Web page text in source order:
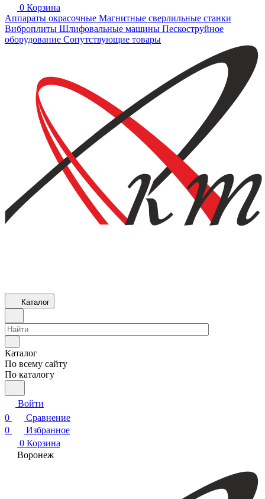
0 Корзина
Аппараты окрасочные Магнитные сверлильные станки
Виброплиты Шлифовальные машины Пескоструйное
оборудование Сопутствующие товары
Каталог
Каталог
По всему сайту
По каталогу
Войти
0
Сравнение
0
Избранное
0 Корзина
Воронеж